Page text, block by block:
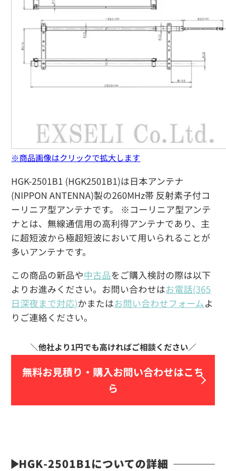
HGK-2501B1 (HGK2501B1)は日本アンテナ
(NIPPON ANTENNA)製の260MHz帯 反射素子付コ
ーリニア型アンテナです。 ※コーリニア型アンテ
ナとは、無線通信用の高利得アンテナであり、主
に超短波から極超短波において用いられることが
多いアンテナです。
この商品の新品や中古品をご購入検討の際は以下
よりお進みください。お問い合わせはお電話(365
日深夜まで対応)かまたはお問い合わせフォームよ
りご連絡ください。
無料お見積り・ 購入お問い合わせはこち
ら
※商品画像はクリックで拡大します
HGK-2501B1についての詳細